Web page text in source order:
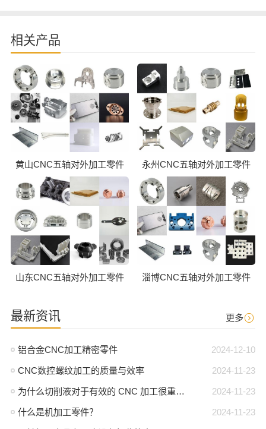
相关产品
黄山CNC五轴对外加工零件 永州CNC五轴对外加工零件
山东CNC五轴对外加工零件 淄博CNC五轴对外加工零件
最新资讯 更多
2024-12-10
铝合金CNC加工精密零件
2024-11-23
CNC数控螺纹加工的质量与效率
2024-11-23
为什么切削液对于有效的 CNC 加工很重要？
2024-11-23
什么是机加工零件？